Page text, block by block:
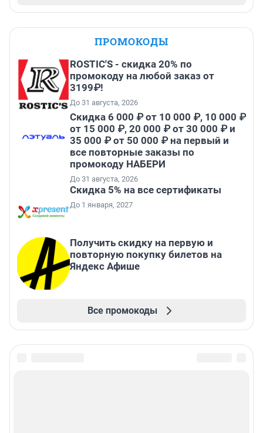
ПРОМОКОДЫ
ROSTIC'S - скидка 20% по
промокоду на любой заказ от
3199₽!
До 31 августа, 2026
Скидка 6 000 ₽ от 10 000 ₽, 10 000 ₽
от 15 000 ₽, 20 000 ₽ от 30 000 ₽ и
35 000 ₽ от 50 000 ₽ на первый и
все повторные заказы по
промокоду НАБЕРИ
До 31 августа, 2026
Скидка 5% на все сертификаты
До 1 января, 2027
Получить скидку на первую и
повторную покупку билетов на
Яндекс Афише
Все промокоды